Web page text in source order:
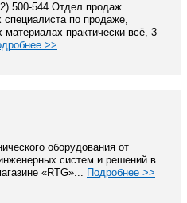
500-544 Отдел продаж
по продаже,
практически всё, 3
>>
оборудования от
систем и решений в
«RTG»... Подробнее >>